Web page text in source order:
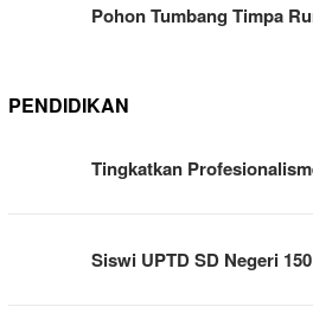
Pohon Tumbang Timpa
PENDIDIKAN
Tingkatkan
Siswi UPTD SD Negeri